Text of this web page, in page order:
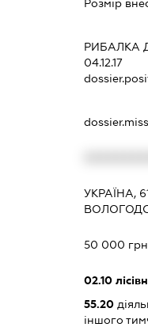
Розмір
РИБАЛКА
04.12.17
УКРАЇНА,
50 000
02.10
55.20
іншого